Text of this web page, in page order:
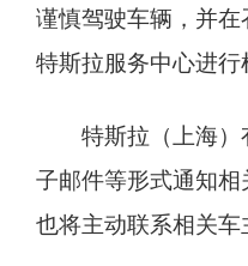
谨慎驾驶车辆，并
特斯拉服务中心进行
特斯拉（上海）
子邮件等形式通知
也将主动联系相关车